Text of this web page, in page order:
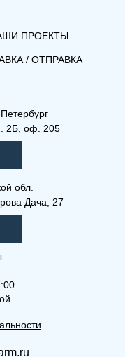
ПРОЕКТЫ
/ ОТПРАВКА
2Б, оф. 205
обл.
Дача, 27